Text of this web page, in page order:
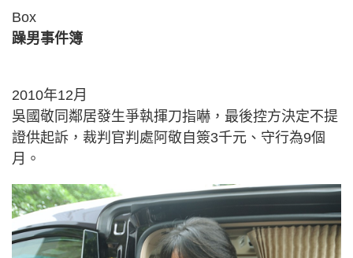
Box
躁男事件簿
2010年12月
吳國敬同鄰居發生爭執揮刀指嚇，最後控方決定不提
證供起訴，裁判官判處阿敬自簽3千元、守行為9個
月。